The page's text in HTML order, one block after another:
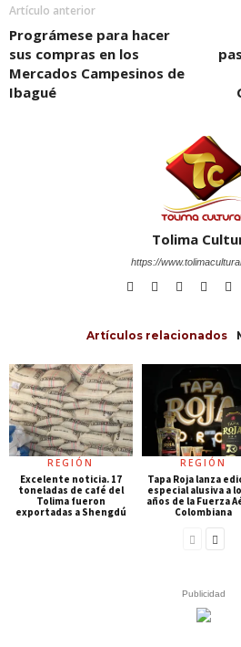
Artículo anterior
Prográmese para hacer
sus compras en los
Mercados Campesinos de
Ibagué
Tolima
https://
Artículos relacionados
REGIÓN
Excelente noticia. 17
toneladas de café del
Tolima fueron
exportadas a Shengdú
REGIÓN
Tapa Roja lanza
especial alusiva a
años de la Fuerza
Colombiana
Publicidad